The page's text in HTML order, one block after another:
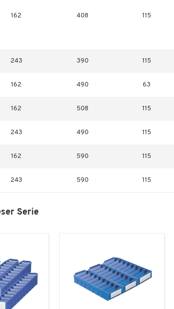
162 408 115
243 390 115
162 490 63
162 508 115
243 490 115
162 590 115
243 590 115
Serie